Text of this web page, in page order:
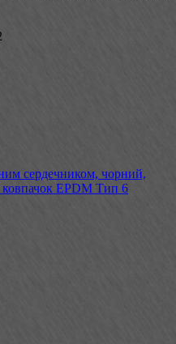
сердечником, чорний,
EPDM Тип 6